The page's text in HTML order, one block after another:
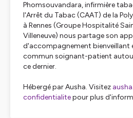
Phomsouvandara, infirmière
l'Arrêt du Tabac (CAAT) de la
à Rennes (Groupe Hospitalité
Villeneuve) nous partage son
d'accompagnement bienveillant
commun soignant-patient
ce dernier.
Hébergé par Ausha. Visitez
confidentialitepour plus